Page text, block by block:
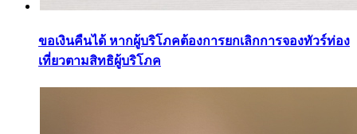
ขอเงินคืนได้ หากผู้บริโภคต้องการยกเลิกการจองทัวร์ท่อง
เที่ยวตามสิทธิผู้บริโภค